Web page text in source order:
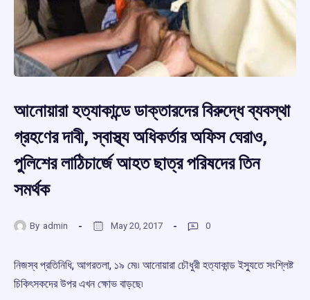
আনোয়ারা হত্যাকান্ডে ডাক্তারদের বিরুদ্ধে ব্যবস্থা
গ্রহণের দাবী, স্বাস্থ্য অধিকর্তার অফিস ঘেরাও,
পুলিশের লাঠিচার্জে আহত ছাত্র পরিষদের তিন
সমর্থক
By admin May 20, 2017 0
নিজস্ব প্রতিনিধি, আগরতলা, ১৯ মে৷৷ আনোয়ারা চৌধুরী হত্যাকান্ড ইস্যুতে সংশ্লিষ্ট
চিকিৎসকদের উপর এখন ক্ষোভ বাড়ছে৷